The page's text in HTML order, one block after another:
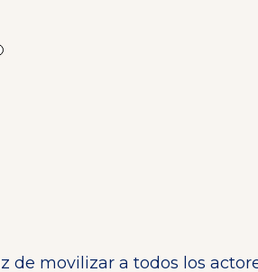
de movilizar a todos los